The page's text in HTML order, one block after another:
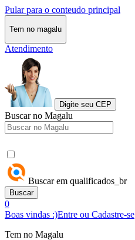
Pular para o conteudo principal
Tem no magalu
Atendimento
Digite seu CEP
Buscar no Magalu
Buscar em qualificados_br
Buscar
0
Boas vindas :)Entre ou Cadastre-se
Tem no Magalu